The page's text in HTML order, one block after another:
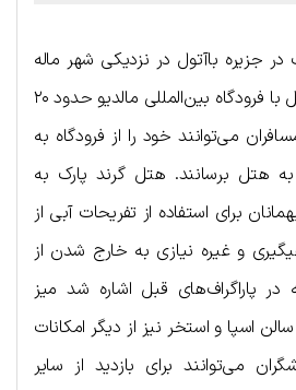
در جزیره باآتول در نزدیکی شهر ماله
قرار گرفته است. این هتل با فرودگاه بین‌المللی مالدیو حدود ۲۰
می‌توانند خود را از فرودگاه به
هتل برسانند. هتل گرند پارک به
برای استفاده از تفریحات آبی از
و غیره نیازی به خارج شدن از
در پاراگراف‌های قبل اشاره شد میز
اسپا و استخر نیز از دیگر امکانات
می‌توانند برای بازدید از سایر